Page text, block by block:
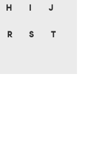
H J
R S T